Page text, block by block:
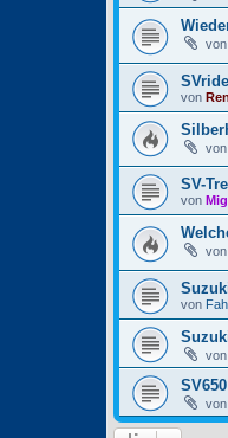
von
von
von
SV-
von
von
von
von
von